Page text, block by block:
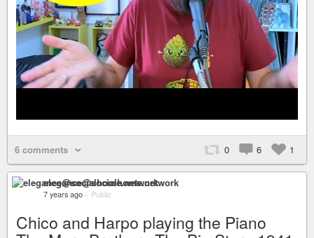
6 comments 0 6 1
elegance@socialhome.network
7 years ago – Public
Chico and Harpo playing the Piano